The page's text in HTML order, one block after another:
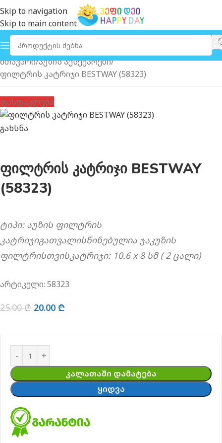
Skip to navigation
Skip to main content
მთავარი აუზის აქსეუარები
ფილტრის კატრიჯი BESTWAY (58323)
ფასდაკლება
გახსნა
ფილტრის კატრიჯი BESTWAY
(58323)
ტიპი: აუზის ფილტრის
კატრიჯიგათვალისწინებულია ჯაკუზის
ფილტრისთვისკატრიჯი: 10.6 x 8 სმ ( 2 ცალი)
არტიკული: 58323
25.00₾ 20.00 ₾
ᲙᲐᲚᲐᲗᲐᲨᲘ ᲓᲐᲛᲐᲢᲔᲑᲐ
ᲧᲘᲓᲕᲐ